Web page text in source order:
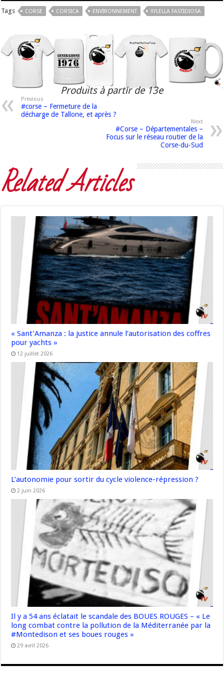
Tags CORSE CORSICA ENVIRONNEMENT XYLELLA FASTIDIOSA
Produits à partir de 13e
Previous
#corse – Fermeture de la
décharge de Tallone, et après ?
Next
#Corse – Départementales –
Focus sur le réseau routier de la
Corse-du-Sud
Related Articles
« Sant’Amanza : la justice annule l’autorisation des coffres
pour yachts »
12 juillet 2026
L’autonomie pour sortir du cycle violence-répression ?
2 juin 2026
Il y a 54 ans éclatait le scandale des BOUES ROUGES – « Le
long combat contre la pollution de la Méditerranée par la
#Montedison et ses boues rouges »
29 avril 2026